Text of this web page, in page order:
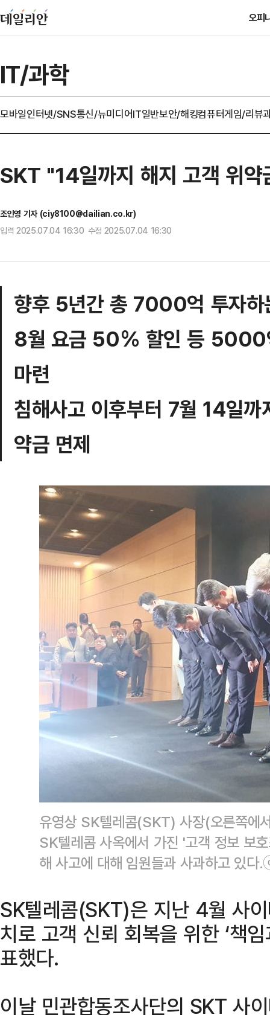
오피
IT/과학
모바일인터넷/SNS통신/뉴미디어IT일반보안/해킹컴퓨터게임/리뷰
SKT "14일까지 해지 고객 위
조인영 기자 (ciy8100@dailian.co.kr)
입력 2025.07.04 16:30 수정 2025.07.04 16:30
향후 5년간 총 7000억 투자하
8월 요금 50% 할인 등 5000
마련
침해사고 이후부터 7월 14일
약금 면제
유영상 SK텔레콤(SKT) 사장(오른쪽에
SK텔레콤 사옥에서 가진 '고객 정보 보
해 사고에 대해 임원들과 사과하고 있
SK텔레콤(SKT)은 지난 4월 사
치로 고객 신뢰 회복을 위한 ‘책
표했다.
이날 민관합동조사단의 SKT 사